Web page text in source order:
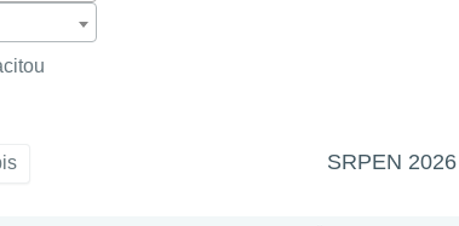
SRPEN 2026